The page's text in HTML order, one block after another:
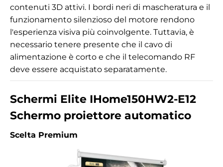
contenuti 3D attivi. I bordi neri di mascheratura e il
funzionamento silenzioso del motore rendono
l'esperienza visiva più coinvolgente. Tuttavia, è
necessario tenere presente che il cavo di
alimentazione è corto e che il telecomando RF
deve essere acquistato separatamente.
Schermi Elite IHome150HW2-E12
Schermo proiettore automatico
Scelta Premium